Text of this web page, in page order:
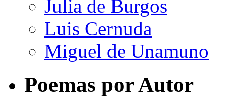
Julia de Burgos
Luis Cernuda
Miguel de Unamuno
Poemas por Autor